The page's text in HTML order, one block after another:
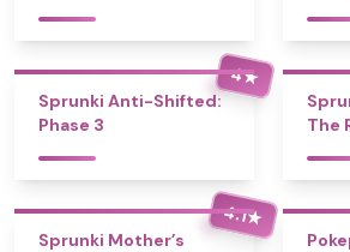
4★
Sprunki Anti-Shifted:
Phase 3
The
4.1★
Sprunki Mother’s